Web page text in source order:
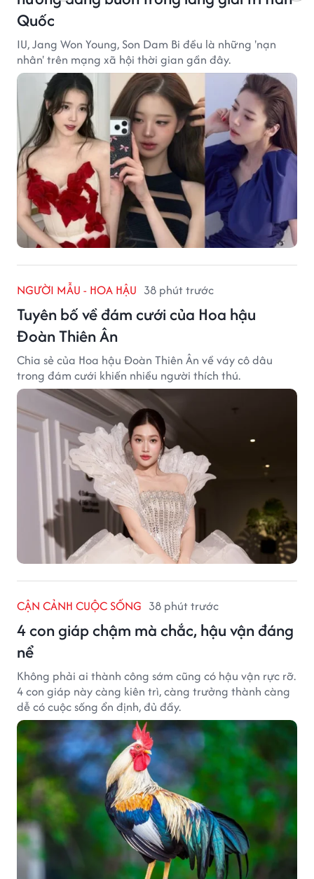
Quốc
IU, Jang Won Young, Son Dam Bi đều là những 'nạn
nhân' trên mạng xã hội thời gian gần đây.
NGƯỜI MẪU - HOA HẬU 38 phút trước
Tuyên bố về đám cưới của Hoa hậu
Đoàn Thiên Ân
Chia sẻ của Hoa hậu Đoàn Thiên Ân về váy cô dâu
trong đám cưới khiến nhiều người thích thú.
CẬN CẢNH CUỘC SỐNG 38 phút trước
4 con giáp chậm mà chắc, hậu vận đáng
nể
Không phải ai thành công sớm cũng có hậu vận rực rỡ.
4 con giáp này càng kiên trì, càng trưởng thành càng
dễ có cuộc sống ổn định, đủ đầy.